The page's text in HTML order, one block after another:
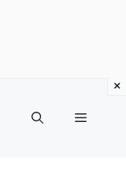
MENU